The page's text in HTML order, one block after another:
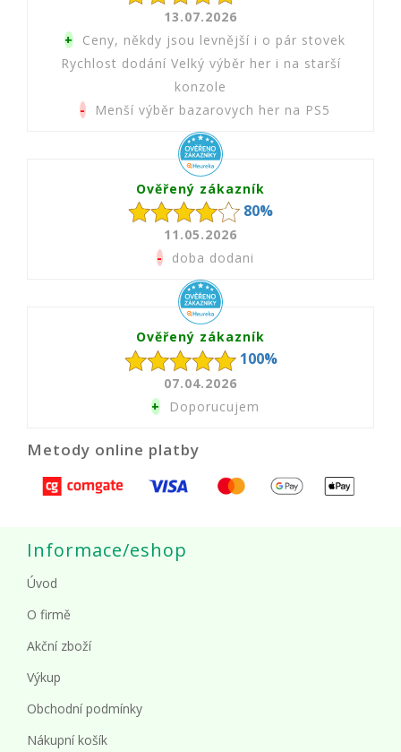
13.07.2026
+ Ceny, někdy jsou levnější i o pár stovek
Rychlost dodání Velký výběr her i na starší
konzole
- Menší výběr bazarovych her na PS5
Ověřený zákazník
80%
11.05.2026
-doba dodani
Ověřený zákazník
100%
07.04.2026
+Doporucujem
Metody online platby
Informace/eshop
Úvod
O firmě
Akční zboží
Výkup
Obchodní podmínky
Nákupní košík